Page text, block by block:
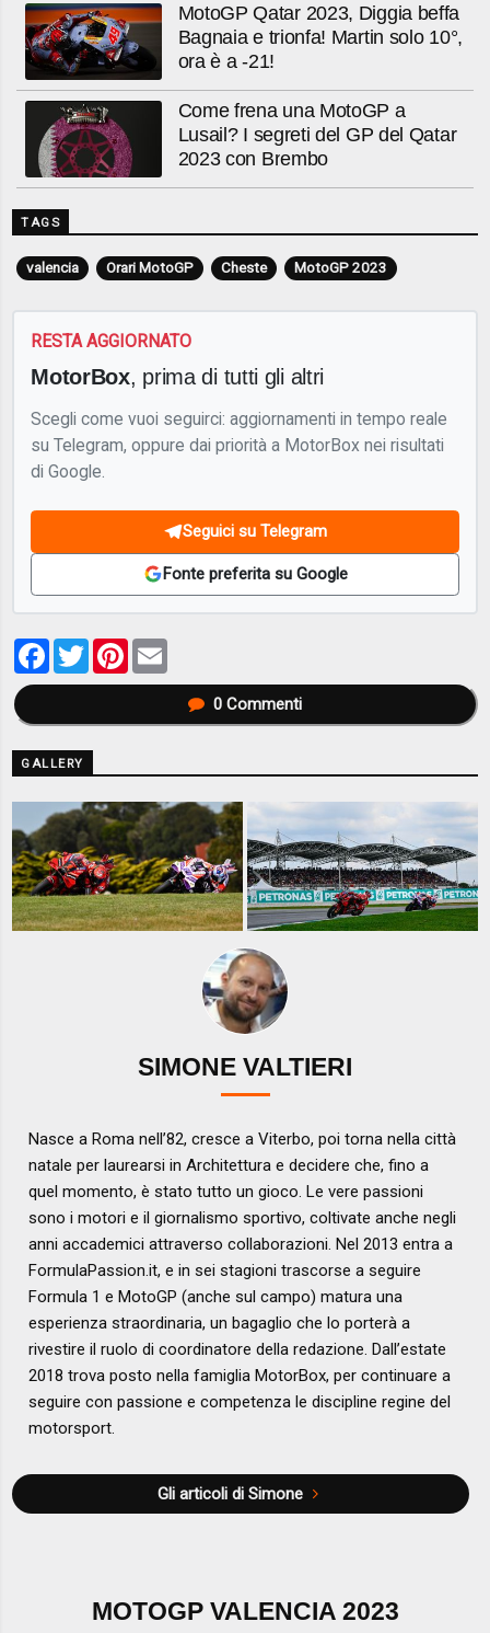
MotoGP Qatar 2023, Diggia beffa
Bagnaia e trionfa! Martin solo 10°,
ora è a -21!
Come frena una MotoGP a
Lusail? I segreti del GP del Qatar
2023 con Brembo
TAGS
valencia Orari MotoGP Cheste MotoGP 2023
RESTA AGGIORNATO
MotorBox, prima di tutti gli altri
Scegli come vuoi seguirci: aggiornamenti in tempo reale
su Telegram, oppure dai priorità a MotorBox nei risultati
di Google.
Seguici su Telegram
Fonte preferita su Google
Facebook
TwitterPinterest
0Commenti
GALLERY
SIMONE VALTIERI
Nasce a Roma nell’82, cresce a Viterbo, poi torna nella città
natale per laurearsi in Architettura e decidere che, fino a
quel momento, è stato tutto un gioco. Le vere passioni
sono i motori e il giornalismo sportivo, coltivate anche negli
anni accademici attraverso collaborazioni. Nel 2013 entra a
FormulaPassion.it, e in sei stagioni trascorse a seguire
Formula 1 e MotoGP (anche sul campo) matura una
esperienza straordinaria, un bagaglio che lo porterà a
rivestire il ruolo di coordinatore della redazione. Dall’estate
2018 trova posto nella famiglia MotorBox, per continuare a
seguire con passione e competenza le discipline regine del
motorsport.
Gli articoli di Simone
MOTOGP VALENCIA 2023